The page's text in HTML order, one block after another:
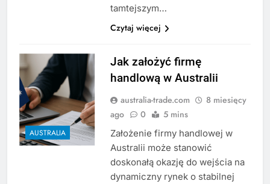
tamtejszym…
Czytaj więcej
AUSTRALIA
Jak założyć firmę
handlową w Australii
australia-trade.com
8 miesięcy
ago
0 5 mins
Założenie firmy handlowej w
Australii może stanowić
doskonałą okazję do wejścia na
dynamiczny rynek o stabilnej